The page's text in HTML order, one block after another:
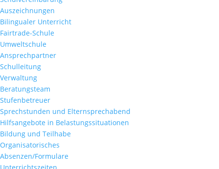
Auszeichnungen
Bilingualer Unterricht
Fairtrade-Schule
Umweltschule
Ansprechpartner
Schulleitung
Verwaltung
Beratungsteam
Stufenbetreuer
Sprechstunden und Elternsprechabend
Hilfsangebote in Belastungssituationen
Bildung und Teilhabe
Organisatorisches
Absenzen/Formulare